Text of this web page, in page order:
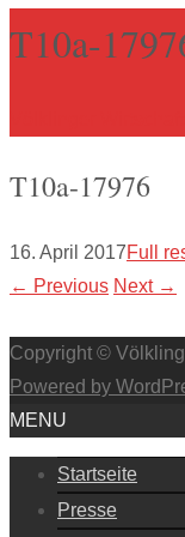
T10a-
T10a-17976
16. April 2017Full
← Previous Next →
Copyright ©
Powered by
MENU
Startseite
Presse